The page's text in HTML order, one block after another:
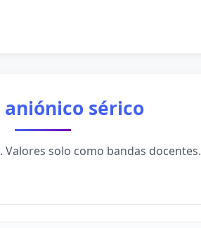
aniónico sérico
Valores solo como bandas docentes.